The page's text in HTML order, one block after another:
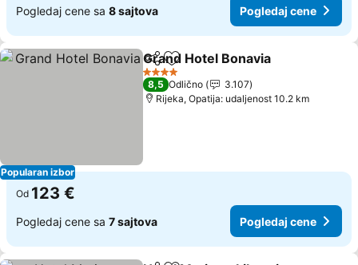
Pogledaj cene sa 8 sajtova Pogledaj cene
Popularan izbor
Deli Dodati u favorite
Grand Hotel Bonavia
4 Zvezdice
8,5 Odlično
3.107
Rijeka, Opatija: udaljenost 10.2 km
Od 123 €
Pogledaj cene sa 7 sajtova Pogledaj cene